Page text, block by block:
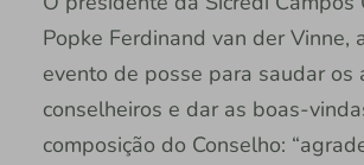
Popke Ferdinand van der Vinne,
evento de posse para saudar os
conselheiros e dar as boas-
composição do Conselho: